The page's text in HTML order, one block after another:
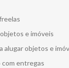
e imóveis
alugar objetos e
com entregas